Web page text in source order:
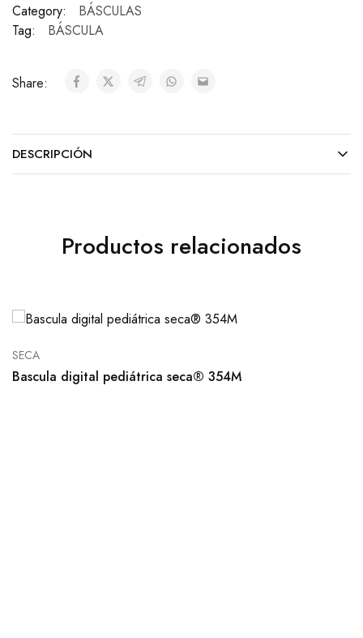
Category:
BÁSCULAS
Tag:
BÁSCULA
Share:
DESCRIPCIÓN
Productos relacionados
SECA
Bascula digital pediátrica seca® 354M